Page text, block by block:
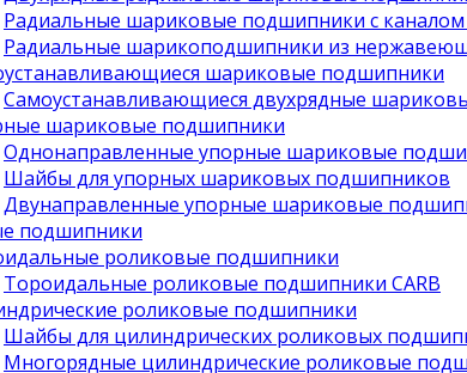
Радиальные шариковые подшипники с
Радиальные шарикоподшипники из
шариковые подшипники
Самоустанавливающиеся двухрядные
шариковые подшипники
Однонаправленные упорные шариковые
Шайбы для упорных шариковых подшипников
Двунаправленные упорные шариковые
подшипники
роликовые подшипники
Тороидальные роликовые подшипники CARB
роликовые подшипники
Шайбы для цилиндрических роликовых
Многорядные цилиндрические роликовые